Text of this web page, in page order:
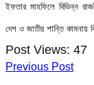
ইফতার মাহফিলে বিভিন্ন
দেশ ও জাতীর শান্তি কামনায়
Post Views: 47
Previous Post